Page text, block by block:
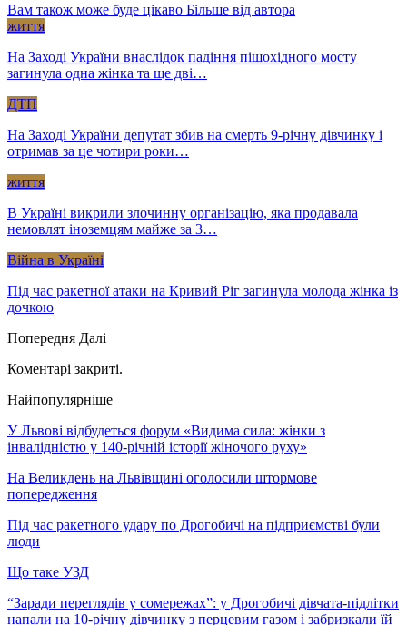
Вам також може буде цікаво Більше від автора
життя
На Заході України внаслідок падіння пішохідного мосту
загинула одна жінка та ще дві…
ДТП
На Заході України депутат збив на смерть 9-річну дівчинку і
отримав за це чотири роки…
життя
В Україні викрили злочинну організацію, яка продавала
немовлят іноземцям майже за 3…
Війна в Україні
Під час ракетної атаки на Кривий Ріг загинула молода жінка із
дочкою
Попередня Далі
Коментарі закриті.
Найпопулярніше
У Львові відбудеться форум «Видима сила: жінки з
інвалідністю у 140-річній історії жіночого руху»
На Великдень на Львівщині оголосили штормове
попередження
Під час ракетного удару по Дрогобичі на підприємстві були
люди
Що таке УЗД
“Заради переглядів у сомережах”: у Дрогобичі дівчата-підлітки
напали на 10-річну дівчинку з перцевим газом і забризкали їй